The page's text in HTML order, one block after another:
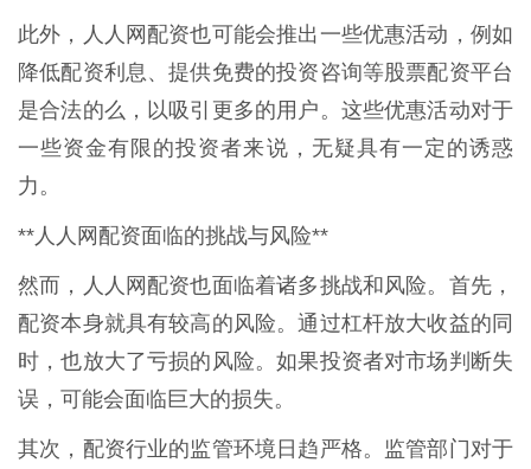
此外，人人网配资也可能会推出一些优惠活动，例如
降低配资利息、提供免费的投资咨询等股票配资平台
是合法的么，以吸引更多的用户。这些优惠活动对于
一些资金有限的投资者来说，无疑具有一定的诱惑
力。
**人人网配资面临的挑战与风险**
然而，人人网配资也面临着诸多挑战和风险。首先，
配资本身就具有较高的风险。通过杠杆放大收益的同
时，也放大了亏损的风险。如果投资者对市场判断失
误，可能会面临巨大的损失。
其次，配资行业的监管环境日趋严格。监管部门对于